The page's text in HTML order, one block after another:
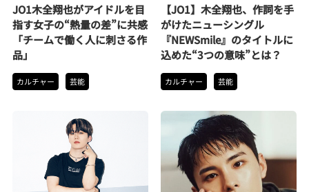
JO1木全翔也がアイドルを目
指す女子の“熱量の差”に共感
「チームで働く人に刺さる作
品」
カルチャー 芸能
【JO1】木全翔也、作詞を手
がけたニューシングル
『NEWSmile』のタイトルに
込めた“3つの意味”とは？
カルチャー 芸能